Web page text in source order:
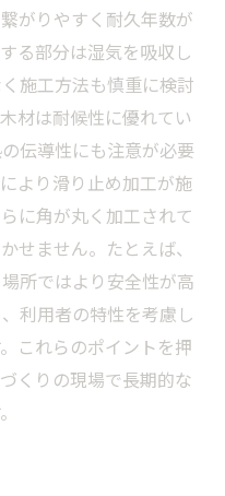
がりやすく耐久年数が
る部分は湿気を吸収し
施工方法も慎重に検討
材は耐候性に優れてい
伝導性にも注意が必要
より滑り止め加工が施
に角が丸く加工されて
せません。たとえば、
所ではより安全性が高
利用者の特性を考慮し
これらのポイントを押
くりの現場で長期的な